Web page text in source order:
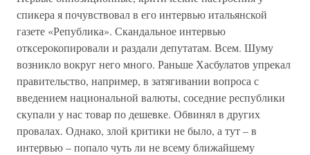
спикера я почувствовал в его интервью итальянской
газете «Република». Скандальное интервью
отксерокопировали и раздали депутатам. Всем. Шуму
возникло вокруг него много. Раньше Хасбулатов упрекал
правительство, например, в затягивании вопроса с
введением национальной валюты, соседние республики
скупали у нас товар по дешевке. Обвинял в других
провалах. Однако, злой критики не было, а тут – в
интервью – попало чуть ли не всему ближайшему